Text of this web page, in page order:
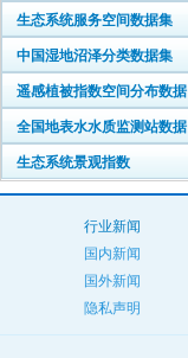
生态系统服务空间数据集
中国湿地沼泽分类数据集
遥感植被指数空间分布数据
全国地表水水质监测站数据
生态系统景观指数
行业新闻
国内新闻
国外新闻
隐私声明